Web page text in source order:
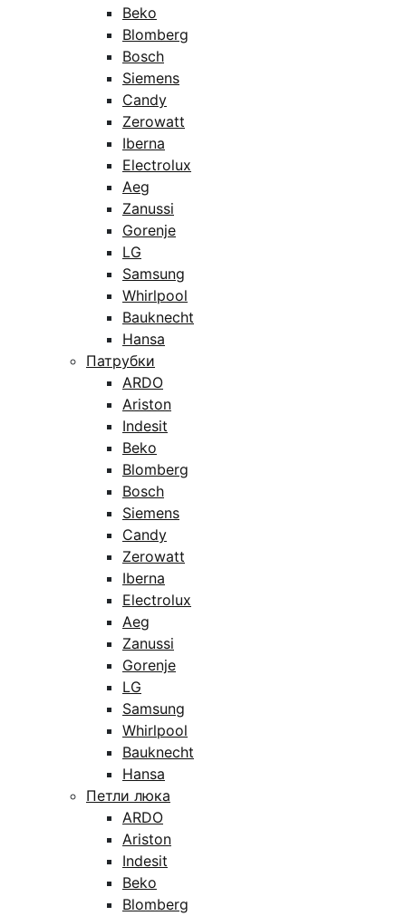
Beko
Blomberg
Bosch
Siemens
Candy
Zerowatt
Iberna
Electrolux
Aeg
Zanussi
Gorenje
LG
Samsung
Whirlpool
Bauknecht
Hansa
Патрубки
ARDO
Ariston
Indesit
Beko
Blomberg
Bosch
Siemens
Candy
Zerowatt
Iberna
Electrolux
Aeg
Zanussi
Gorenje
LG
Samsung
Whirlpool
Bauknecht
Hansa
Петли люка
ARDO
Ariston
Indesit
Beko
Blomberg